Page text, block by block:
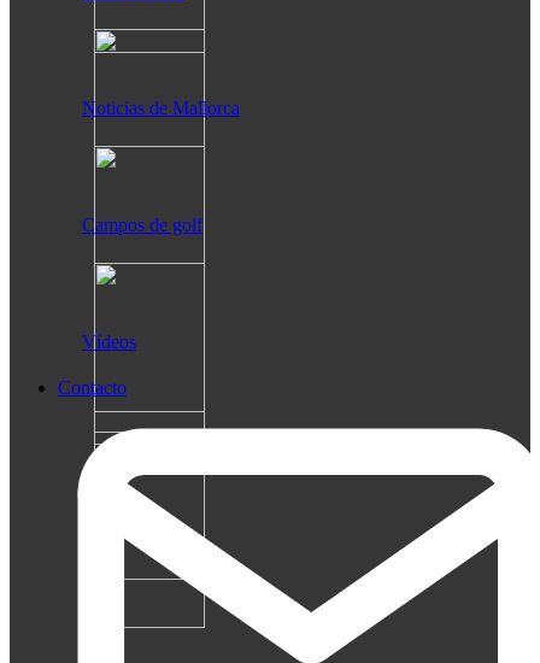
Noticias de Mallorca
Campos de golf
Vídeos
Contacto